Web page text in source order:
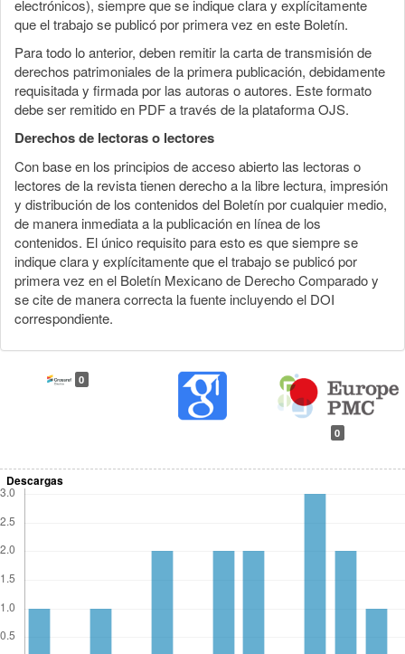
electrónicos), siempre que se indique clara y explícitamente
que el trabajo se publicó por primera vez en este Boletín.
Para todo lo anterior, deben remitir la carta de transmisión de
derechos patrimoniales de la primera publicación, debidamente
requisitada y firmada por las autoras o autores. Este formato
debe ser remitido en PDF a través de la plataforma OJS.
Derechos de lectoras o lectores
Con base en los principios de acceso abierto las lectoras o
lectores de la revista tienen derecho a la libre lectura, impresión
y distribución de los contenidos del Boletín por cualquier medio,
de manera inmediata a la publicación en línea de los
contenidos. El único requisito para esto es que siempre se
indique clara y explícitamente que el trabajo se publicó por
primera vez en el Boletín Mexicano de Derecho Comparado y
se cite de manera correcta la fuente incluyendo el DOI
correspondiente.
0
0
Descargas